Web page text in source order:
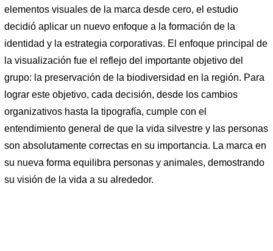
elementos visuales de la marca desde cero, el estudio
decidió aplicar un nuevo enfoque a la formación de la
identidad y la estrategia corporativas. El enfoque principal de
la visualización fue el reflejo del importante objetivo del
grupo: la preservación de la biodiversidad en la región. Para
lograr este objetivo, cada decisión, desde los cambios
organizativos hasta la tipografía, cumple con el
entendimiento general de que la vida silvestre y las personas
son absolutamente correctas en su importancia. La marca en
su nueva forma equilibra personas y animales, demostrando
su visión de la vida a su alrededor.